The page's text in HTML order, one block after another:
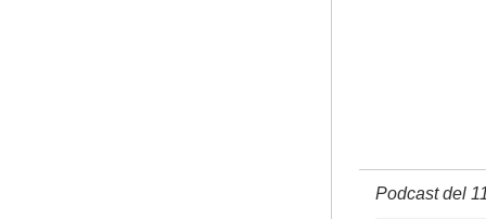
Podcast del